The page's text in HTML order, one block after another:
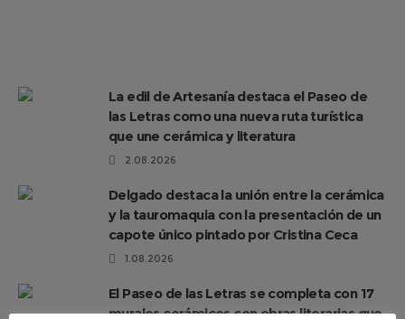
La edil de Artesanía destaca el Paseo de
las Letras como una nueva ruta turística
que une cerámica y literatura
2.08.2026
Delgado destaca la unión entre la cerámica
y la tauromaquia con la presentación de un
capote único pintado por Cristina Ceca
1.08.2026
El Paseo de las Letras se completa con 17
murales cerámicos con obras literarias que